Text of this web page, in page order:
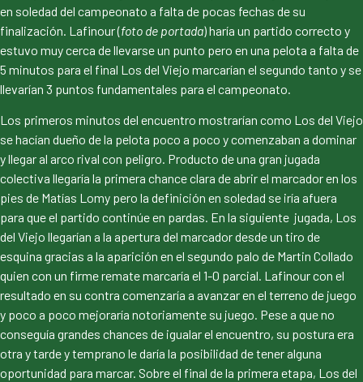
en soledad del campeonato a falta de pocas fechas de su
finalización. Lafinour (foto de portada) haría un partido correcto y
estuvo muy cerca de llevarse un punto pero en una pelota a falta de
5 minutos para el final Los del Viejo marcarían el segundo tanto y se
llevarían 3 puntos fundamentales para el campeonato.
Los primeros minutos del encuentro mostrarían como Los del Viejo
se hacían dueño de la pelota poco a poco y comenzaban a dominar
y llegar al arco rival con peligro. Producto de una gran jugada
colectiva llegaría la primera chance clara de abrir el marcador en los
pies de Matías Lomy pero la definición en soledad se iría afuera
para que el partido continúe en pardas. En la siguiente jugada, Los
del Viejo llegarían a la apertura del marcador desde un tiro de
esquina gracias a la aparición en el segundo palo de Martin Collado
quien con un firme remate marcaría el 1-0 parcial. Lafinour con el
resultado en su contra comenzaría a avanzar en el terreno de juego
y poco a poco mejoraría notoriamente su juego. Pese a que no
conseguía grandes chances de igualar el encuentro, su postura era
otra y tarde y temprano le daría la posibilidad de tener alguna
oportunidad para marcar. Sobre el final de la primera etapa, Los del